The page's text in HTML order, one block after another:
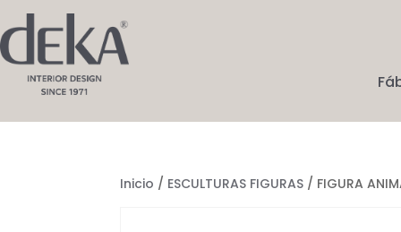
Inicio / ESCULTURAS FIGURAS / FIGURA